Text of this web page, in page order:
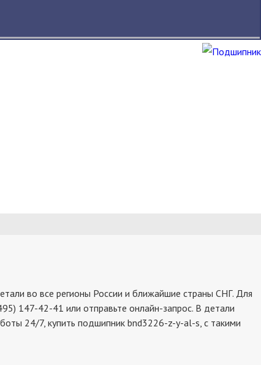
во все регионы России и ближайшие страны СНГ. Для
147-42-41 или отправьте онлайн-запрос. В детали
24/7, купить подшипник bnd3226-z-y-al-s, с такими